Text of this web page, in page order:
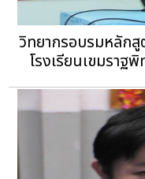
วิทยากรอบรมหลั
โรงเรียนเขมรา